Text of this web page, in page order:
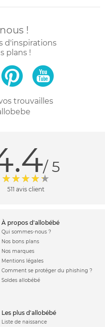
!
d'inspirations
plans !
trouvailles
/ 5
511 avis client
à propos d'allobébé
Qui sommes-nous ?
Nos bons plans
Nos marques
Mentions légales
Comment se protéger du phishing ?
Soldes allobébé
les plus d'allobébé
Liste de naissance